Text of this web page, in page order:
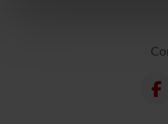
con altre informazioni che